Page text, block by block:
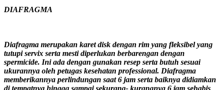
DIAFRAGMA
Diafragma merupakan karet disk dengan rim yang fleksibel yang
tutupi servix serta mesti diperlukan berbarengan dengan
spermicide. Ini ada dengan gunakan resep serta butuh sesuai
ukurannya oleh petugas kesehatan professional. Diafragma
memberikannya perlindungan saat 6 jam serta baiknya didiamkan
di tempatnya hingga sampai sekurang- kurangnya 6 jam sehabis